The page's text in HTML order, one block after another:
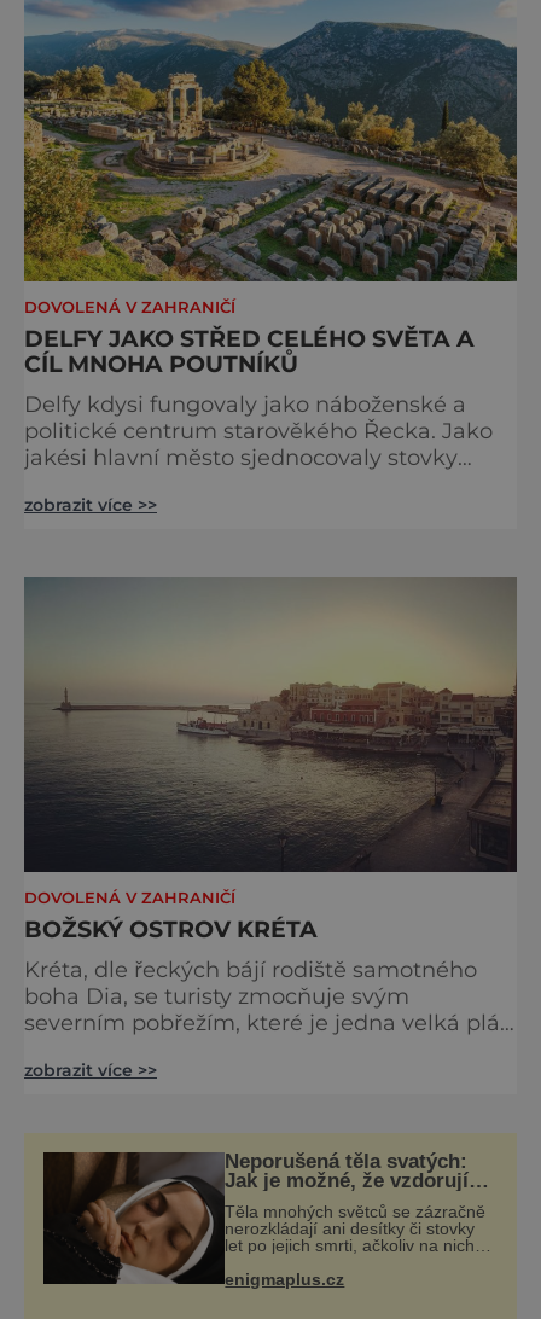
DOVOLENÁ V ZAHRANIČÍ
DELFY JAKO STŘED CELÉHO SVĚTA A
CÍL MNOHA POUTNÍKŮ
Delfy kdysi fungovaly jako náboženské a
politické centrum starověkého Řecka. Jako
jakési hlavní město sjednocovaly stovky
řecký svět. Byly místem, kde nalezli
zobrazit více >>
DOVOLENÁ V ZAHRANIČÍ
BOŽSKÝ OSTROV KRÉTA
Kréta, dle řeckých bájí rodiště samotného
boha Dia, se turisty zmocňuje svým
severním pobřežím, které je jedna velká pláž.
s lidmi, lehátky, slunečníky a barem, anebo
a romanticky krásné. Nejvýznamnější města
jako Chania, Rhetymno či Herakleion leží na
severu a panuj
zobrazit více >>
Neporušená těla svatých:
Jak je možné, že vzdorují
času?
Těla mnohých světců se zázračně
nerozkládají ani desítky či stovky
let po jejich smrti, ačkoliv na nich
balzamování či jiné pokusy o
enigmaplus.cz